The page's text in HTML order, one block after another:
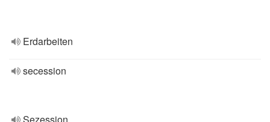
Erdarbeiten
secession